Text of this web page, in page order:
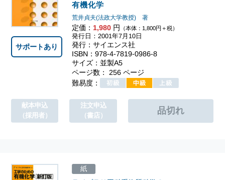
有機化学
荒井貞夫(法政大学教授) 著
定価： 1,980円 （本体：1,800円＋税）
発行日：2001年7月10日
発行：サイエンス社
ISBN：978-4-7819-0986-8
サイズ：並製A5
ページ数： 256 ページ
難易度：
サポートあり
献本申込
（採用者）
注文申込
（書店）
紙